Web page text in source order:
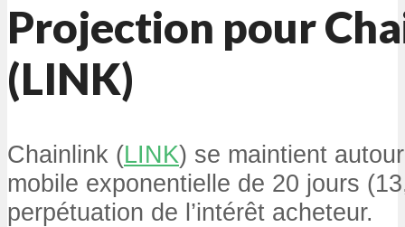
Projection pour
(LINK)
Chainlink (LINK) se maintient
mobile exponentielle de 20 jours
perpétuation de l’intérêt acheteur.